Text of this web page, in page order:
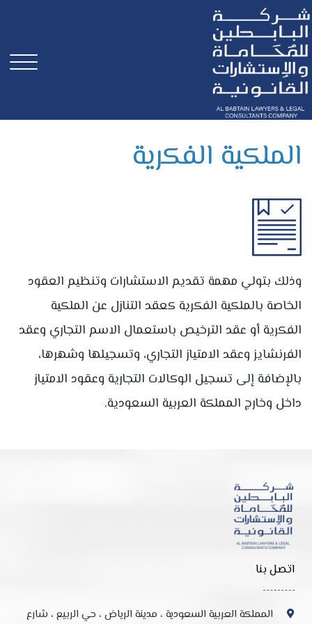
الملكية الفكرية
وذلك بتولي مهمة تقديم الاستشارات وتنظيم العقود
الخاصة بالملكية الفكرية كعقد التنازل عن الملكية
الفكرية أو عقد الترخيص باستعمال الاسم التجاري وعقد
الفرنشايز وعقد الامتياز التجاري، وتسجيلها وشهرها،
بالإضافة إلى تسجيل الوكالات التجارية وعقود الامتياز
داخل وخارج المملكة العربية السعودية.
اتصل بنا
المملكة العربية السعودية ، مدينة الرياض ، حي الربيع ، شارع